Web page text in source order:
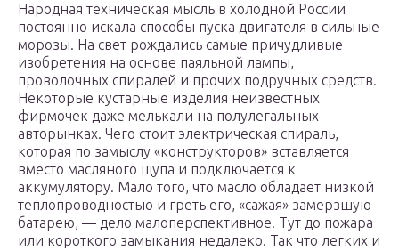
Народная техническая мысль в холодной России
постоянно искала способы пуска двигателя в сильные
морозы. На свет рождались самые причудливые
изобретения на основе паяльной лампы,
проволочных спиралей и прочих подручных средств.
Некоторые кустарные изделия неизвестных
фирмочек даже мелькали на полулегальных
авторынках. Чего стоит электрическая спираль,
которая по замыслу «конструкторов» вставляется
вместо масляного щупа и подключается к
аккумулятору. Мало того, что масло обладает низкой
теплопроводностью и греть его, «сажая» замерзшую
батарею, — дело малоперспективное. Тут до пожара
или короткого замыкания недалеко. Так что легких и